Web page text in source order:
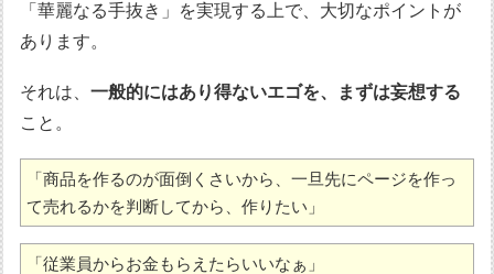
「華麗なる手抜き」を実現する上で、大切なポイントが
あります。
それは、一般的にはあり得ないエゴを、まずは妄想する
こと。
「商品を作るのが面倒くさいから、一旦先にページを作っ
て売れるかを判断してから、作りたい」
「従業員からお金もらえたらいいなぁ」